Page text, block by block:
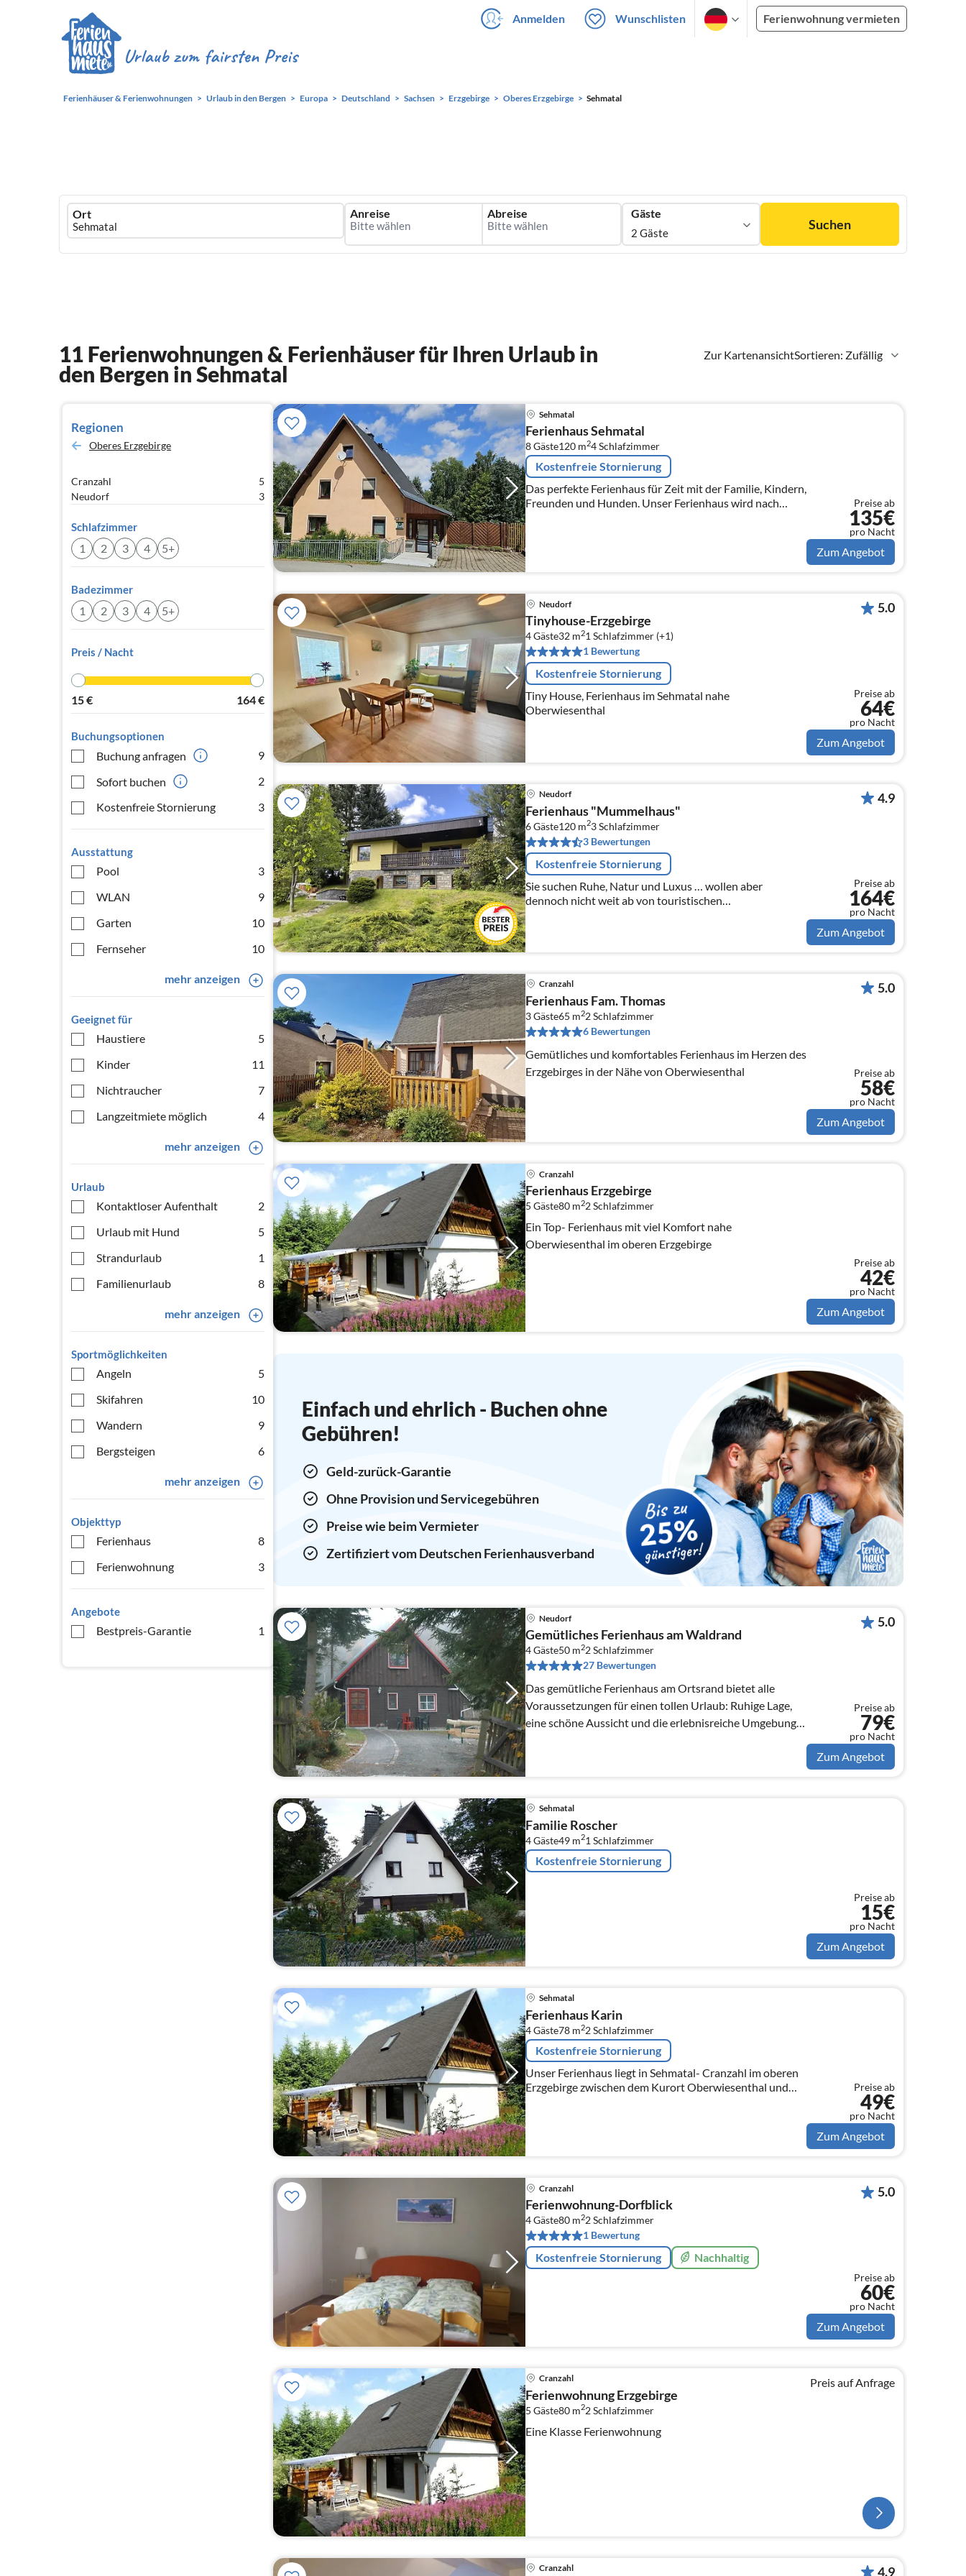
Anmelden Wunschlisten Ferienwohnung vermieten
Ferienhäuser & Ferienwohnungen Urlaub in den Bergen Europa Deutschland Sachsen Erzgebirge Oberes Erzgebirge Sehmatal
Ferienhausmiete
logo
Ort Anreise Abreise Gäste
2 Gäste
Suchen
Zur KartenansichtSortieren: Zufällig
11 Ferienwohnungen & Ferienhäuser für Ihren Urlaub in
den Bergen in Sehmatal
Regionen
Oberes Erzgebirge
Cranzahl
5
Neudorf
3
Schlafzimmer
1 2 3 4 5+
Badezimmer
1 2 3 4 5+
Preis / Nacht
15€ 164€
Buchungsoptionen
Buchung anfragen
9
Sofort buchen
2
Kostenfreie Stornierung
3
Ausstattung
Pool
3
WLAN
9
Garten
10
Fernseher
10
mehr anzeigen
Geeignet für
Haustiere
5
Kinder
11
Nichtraucher
7
Langzeitmiete möglich
4
mehr anzeigen
Urlaub
Kontaktloser Aufenthalt
2
Urlaub mit Hund
5
Strandurlaub
1
Familienurlaub
8
mehr anzeigen
Sportmöglichkeiten
Angeln
5
Skifahren
10
Wandern
9
Bergsteigen
6
mehr anzeigen
Objekttyp
Ferienhaus
8
Ferienwohnung
3
Angebote
Bestpreis-Garantie 1
Sehmatal
Ferienhaus Sehmatal
8 Gäste120 m24Schlafzimmer
Kostenfreie Stornierung
Das perfekte Ferienhaus für Zeit mit der Familie, Kindern,
Freunden und Hunden. Unser Ferienhaus wird nach
kompletter Modernisierung 2023 neu eröffnet.
Preise ab
135€
pro Nacht
Zum Angebot
Neudorf
Tinyhouse-Erzgebirge
4 Gäste32 m21 Schlafzimmer (+1)
1 Bewertung
Kostenfreie Stornierung
Tiny House, Ferienhaus im Sehmatal nahe
Oberwiesenthal
5.0
Preise ab
64€
pro Nacht
Zum Angebot
Neudorf
Ferienhaus "Mummelhaus"
6 Gäste120 m23Schlafzimmer
3 Bewertungen
Kostenfreie Stornierung
Sie suchen Ruhe, Natur und Luxus … wollen aber
dennoch nicht weit ab von touristischen
Annehmlichkeiten sein? Dann sind sie hier genau richtig.
4.9
Preise ab
164€
pro Nacht
Zum Angebot
Cranzahl
Ferienhaus Fam. Thomas
3 Gäste65 m22Schlafzimmer
6 Bewertungen
Gemütliches und komfortables Ferienhaus im Herzen des
Erzgebirges in der Nähe von Oberwiesenthal
5.0
Preise ab
58€
pro Nacht
Zum Angebot
Cranzahl
Ferienhaus Erzgebirge
5 Gäste80 m22Schlafzimmer
Ein Top- Ferienhaus mit viel Komfort nahe
Oberwiesenthal im oberen Erzgebirge
Preise ab
42€
pro Nacht
Zum Angebot
Einfach und ehrlich - Buchen ohne
Gebühren!
Geld-zurück-Garantie
Ohne Provision und Servicegebühren
Preise wie beim Vermieter
Zertifiziert vom Deutschen Ferienhausverband
Neudorf
Gemütliches Ferienhaus am Waldrand
4 Gäste50 m22Schlafzimmer
27 Bewertungen
Das gemütliche Ferienhaus am Ortsrand bietet alle
Voraussetzungen für einen tollen Urlaub: Ruhige Lage,
eine schöne Aussicht und die erlebnisreiche Umgebung
des oberen Erzgebirges.
5.0
Preise ab
79€
pro Nacht
Zum Angebot
Sehmatal
Familie Roscher
4 Gäste49 m21 Schlafzimmer
Kostenfreie Stornierung
Preise ab
15€
pro Nacht
Zum Angebot
Sehmatal
Ferienhaus Karin
4 Gäste78 m22Schlafzimmer
Kostenfreie Stornierung
Unser Ferienhaus liegt in Sehmatal- Cranzahl im oberen
Erzgebirge zwischen dem Kurort Oberwiesenthal und
der Bergstadt Annaberg- Buchholz direkt am Fusse des
Berges Bärenstein und ...
Preise ab
49€
pro Nacht
Zum Angebot
Cranzahl
Ferienwohnung-Dorfblick
4 Gäste80 m22Schlafzimmer
1 Bewertung
Kostenfreie Stornierung Nachhaltig
5.0
Preise ab
60€
pro Nacht
Zum Angebot
Cranzahl
Ferienwohnung Erzgebirge
5 Gäste80 m22Schlafzimmer
Eine Klasse Ferienwohnung
Preis auf Anfrage
Cranzahl 4.9